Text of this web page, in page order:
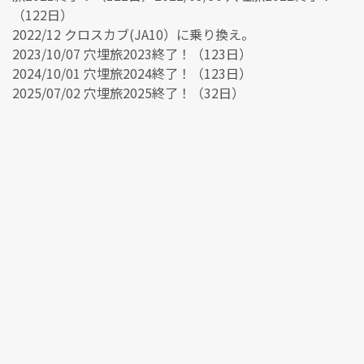
（122日）
2022/12 クロスカブ(JA10）に乗り換え。
2023/10/07 穴埋旅2023終了！（123日）
2024/10/01 穴埋旅2024終了！（123日）
2025/07/02 穴埋旅2025終了！（32日）